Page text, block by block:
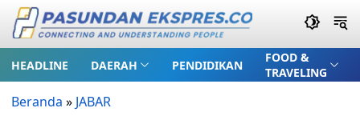
HEADLINE DAERAH PENDIDIKAN
FOOD &
TRAVELING
Beranda » JABAR